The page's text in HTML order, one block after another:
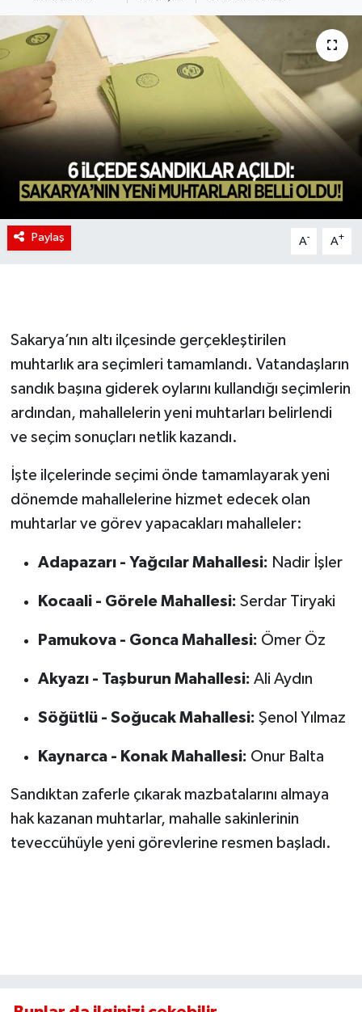
Paylaş A- A+
Sakarya’nın altı ilçesinde gerçekleştirilen
muhtarlık ara seçimleri tamamlandı. Vatandaşların
sandık başına giderek oylarını kullandığı seçimlerin
ardından, mahallelerin yeni muhtarları belirlendi
ve seçim sonuçları netlik kazandı.
İşte ilçelerinde seçimi önde tamamlayarak yeni
dönemde mahallelerine hizmet edecek olan
muhtarlar ve görev yapacakları mahalleler:
Adapazarı - Yağcılar Mahallesi: Nadir İşler
Kocaali - Görele Mahallesi: Serdar Tiryaki
Pamukova - Gonca Mahallesi: Ömer Öz
Akyazı - Taşburun Mahallesi: Ali Aydın
Söğütlü - Soğucak Mahallesi: Şenol Yılmaz
Kaynarca - Konak Mahallesi: Onur Balta
Sandıktan zaferle çıkarak mazbatalarını almaya
hak kazanan muhtarlar, mahalle sakinlerinin
teveccühüyle yeni görevlerine resmen başladı.